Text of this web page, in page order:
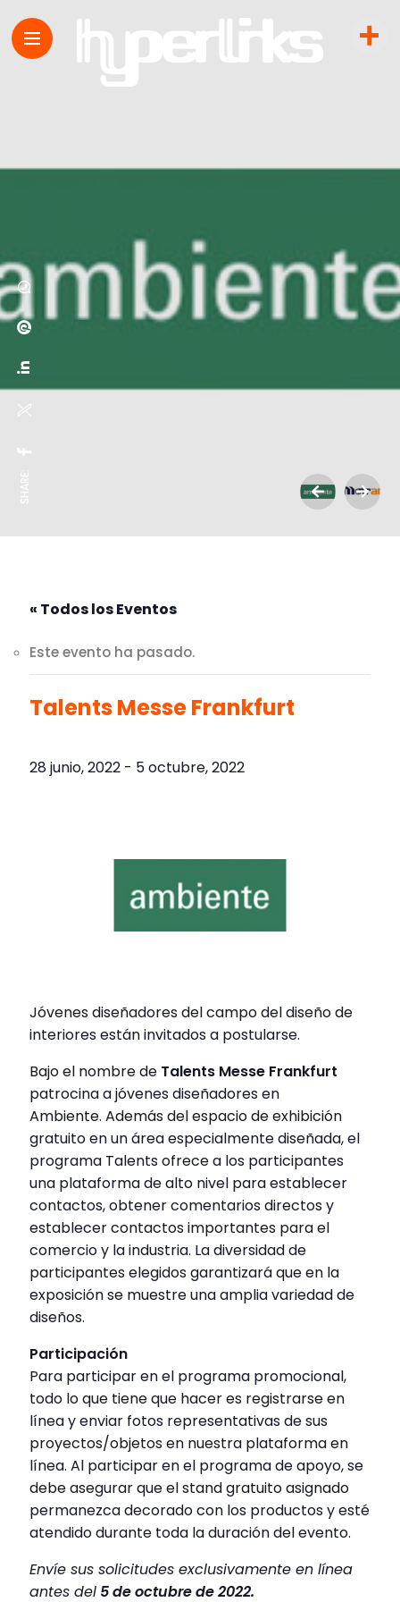
SHARE:
« Todos los Eventos
Este evento ha pasado.
Talents Messe Frankfurt
28 junio, 2022 - 5 octubre, 2022
Jóvenes diseñadores del campo del diseño de
interiores están invitados a postularse.
Bajo el nombre de Talents Messe Frankfurt
patrocina a jóvenes diseñadores en
Ambiente. Además del espacio de exhibición
gratuito en un área especialmente diseñada, el
programa Talents ofrece a los participantes
una plataforma de alto nivel para establecer
contactos, obtener comentarios directos y
establecer contactos importantes para el
comercio y la industria. La diversidad de
participantes elegidos garantizará que en la
exposición se muestre una amplia variedad de
diseños.
Participación
Para participar en el programa promocional,
todo lo que tiene que hacer es registrarse en
línea y enviar fotos representativas de sus
proyectos/objetos en nuestra plataforma en
línea. Al participar en el programa de apoyo, se
debe asegurar que el stand gratuito asignado
permanezca decorado con los productos y esté
atendido durante toda la duración del evento.
Envíe sus solicitudes exclusivamente en línea
antes del 5 de octubre de 2022.